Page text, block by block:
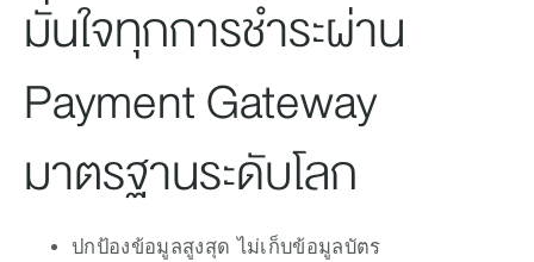
มั่นใจทุกการชำระผ่าน
Payment Gateway
มาตรฐานระดับโลก
ปกป้องข้อมูลสูงสุด ไม่เก็บข้อมูลบัตร